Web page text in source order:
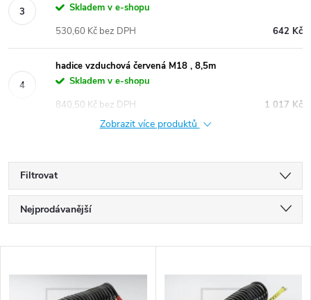
Skladem v e-shopu
642 Kč
530,60 Kč bez DPH
hadice vzduchová červená M18 , 8,5m
Skladem v e-shopu
1 017 Kč
840,50 Kč bez DPH
Zobrazit více produktů
Filtrovat
Ř
a
z
Nejprodávanější
Abecedně